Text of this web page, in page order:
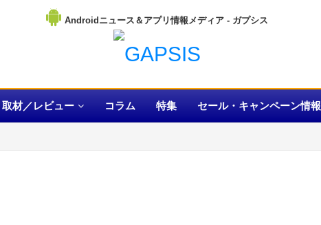
Androidニュース＆アプリ情報メディア
取材／レビュー コラム 特集 セール・キャンペーン情報